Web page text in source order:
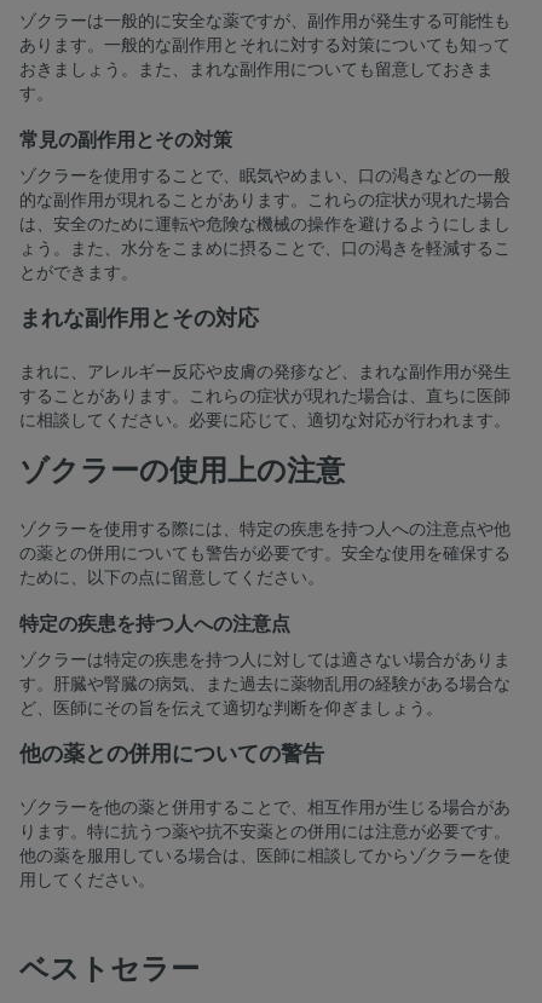
ゾクラーは一般的に安全な薬ですが、副作用が発生する可能性も
あります。一般的な副作用とそれに対する対策についても知って
おきましょう。また、まれな副作用についても留意しておきま
す。
常見の副作用とその対策
ゾクラーを使用することで、眠気やめまい、口の渇きなどの一般
的な副作用が現れることがあります。これらの症状が現れた場合
は、安全のために運転や危険な機械の操作を避けるようにしまし
ょう。また、水分をこまめに摂ることで、口の渇きを軽減するこ
とができます。
まれな副作用とその対応
まれに、アレルギー反応や皮膚の発疹など、まれな副作用が発生
することがあります。これらの症状が現れた場合は、直ちに医師
に相談してください。必要に応じて、適切な対応が行われます。
ゾクラーの使用上の注意
ゾクラーを使用する際には、特定の疾患を持つ人への注意点や他
の薬との併用についても警告が必要です。安全な使用を確保する
ために、以下の点に留意してください。
特定の疾患を持つ人への注意点
ゾクラーは特定の疾患を持つ人に対しては適さない場合がありま
す。肝臓や腎臓の病気、また過去に薬物乱用の経験がある場合な
ど、医師にその旨を伝えて適切な判断を仰ぎましょう。
他の薬との併用についての警告
ゾクラーを他の薬と併用することで、相互作用が生じる場合があ
ります。特に抗うつ薬や抗不安薬との併用には注意が必要です。
他の薬を服用している場合は、医師に相談してからゾクラーを使
用してください。
ベストセラー